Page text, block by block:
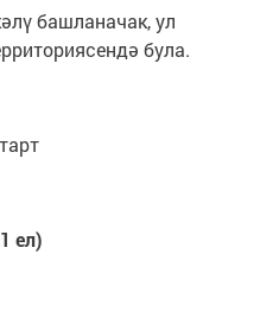
башланачак, ул
була.
ел)